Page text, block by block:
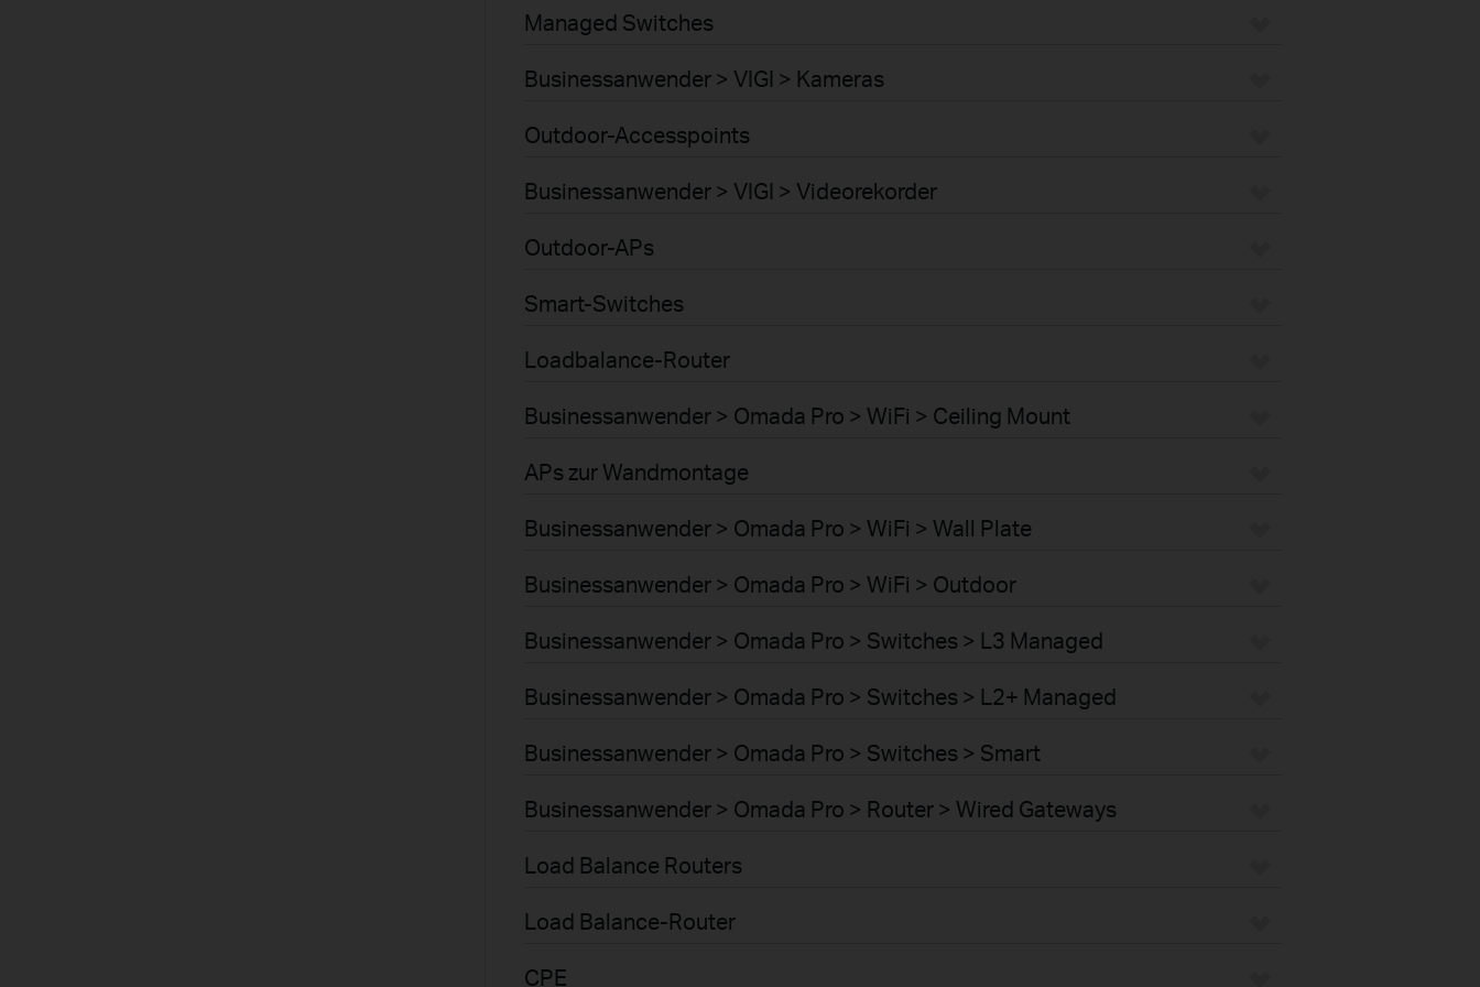
Managed Switches
Businessanwender > VIGI > Kameras
Outdoor-Accesspoints
Businessanwender > VIGI > Videorekorder
Outdoor-APs
Smart-Switches
Loadbalance-Router
Businessanwender > Omada Pro > WiFi > Ceiling Mount
APs zur Wandmontage
Businessanwender > Omada Pro > WiFi > Wall Plate
Businessanwender > Omada Pro > WiFi > Outdoor
Businessanwender > Omada Pro > Switches > L3 Managed
Businessanwender > Omada Pro > Switches > L2+ Managed
Businessanwender > Omada Pro > Switches > Smart
Businessanwender > Omada Pro > Router > Wired Gateways
Load Balance Routers
Load Balance-Router
CPE